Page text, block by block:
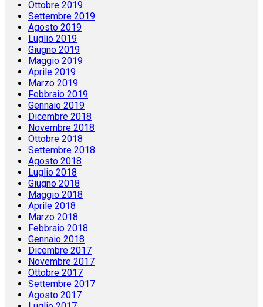
Ottobre 2019
Settembre 2019
Agosto 2019
Luglio 2019
Giugno 2019
Maggio 2019
Aprile 2019
Marzo 2019
Febbraio 2019
Gennaio 2019
Dicembre 2018
Novembre 2018
Ottobre 2018
Settembre 2018
Agosto 2018
Luglio 2018
Giugno 2018
Maggio 2018
Aprile 2018
Marzo 2018
Febbraio 2018
Gennaio 2018
Dicembre 2017
Novembre 2017
Ottobre 2017
Settembre 2017
Agosto 2017